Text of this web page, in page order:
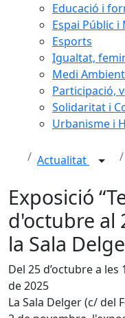
Educació i
Espai Públic
Esports
Igualtat,
Medi Ambient
Participació,
Solidaritat i
Urbanisme i
Actualitat
Exposició
d'octubre al
la Sala
Del 25 d’octubre a les
de 2025
La Sala Delger (c/ del